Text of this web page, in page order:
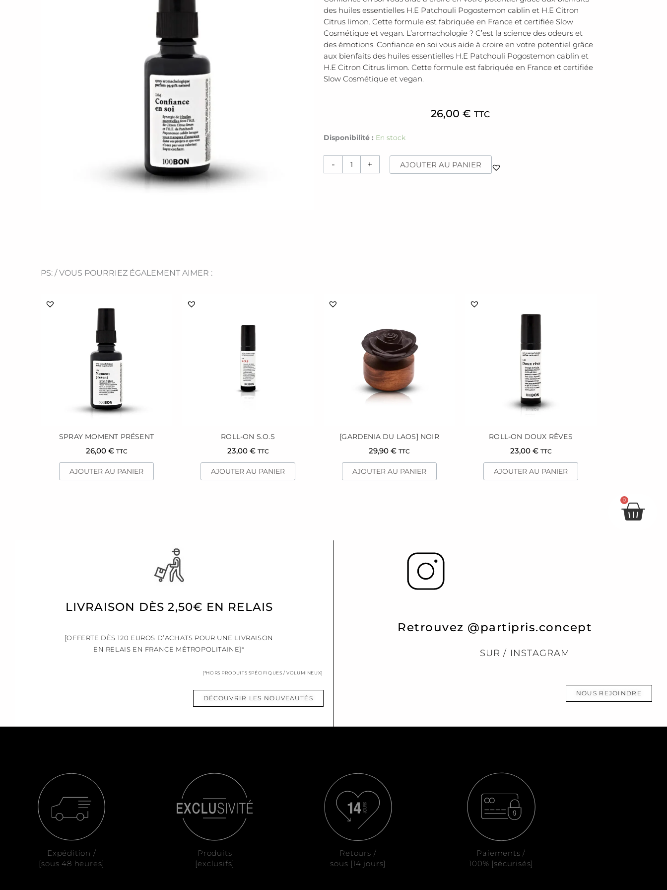
des huiles essentielles H.E Patchouli Pogostemon cablin et H.E Citron
Citrus limon. Cette formule est fabriquée en France et certifiée Slow
Cosmétique et vegan. L’aromachologie ? C’est la science des odeurs et
des émotions. Confiance en soi vous aide à croire en votre potentiel grâce
aux bienfaits des huiles essentielles H.E Patchouli Pogostemon cablin et
H.E Citron Citrus limon. Cette formule est fabriquée en France et certifiée
Slow Cosmétique et vegan.
26,00 € TTC
Disponibilité : En stock
-
quantité
confiance
+ AJOUTER AU PANIER
PS: / VOUS POURRIEZ ÉGALEMENT AIMER :
SPRAY MOMENT PRÉSENT
26,00 € TTC
AJOUTER AU PANIER
ROLL-ON S.O.S
23,00 € TTC
AJOUTER AU PANIER
[GARDENIA DU LAOS] NOIR
29,90 € TTC
AJOUTER AU PANIER
ROLL-ON DOUX RÊVES
23,00 € TTC
AJOUTER AU PANIER
0
LIVRAISON DÈS 2,50€ EN RELAIS
[OFFERTE DÈS 120 EUROS D’ACHATS POUR UNE LIVRAISON
EN RELAIS EN FRANCE MÉTROPOLITAINE]*
[*HORS PRODUITS SPÉCIFIQUES / VOLUMINEUX]
DÉCOUVRIR LES NOUVEAUTÉS
Retrouvez @partipris.concept
SUR / INSTAGRAM
NOUS REJOINDRE
Expédition /
[sous 48 heures]
Produits
[exclusifs]
Retours /
sous [14 jours]
Paiements /
100% [sécurisés]